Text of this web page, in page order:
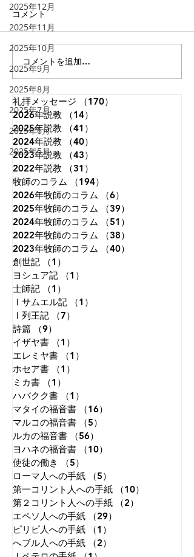
2025年12月
2025年11月
2025年10月
2025年9月
2025年8月
2025年7月
2025年6月
2025年5月
「 人とは何ものなのでしょ
う。あなたが心に留められる
とは。人のとはいったい何も
のなのでしょう。あなたが顧
みてくださるとは。」（詩篇
8:4）。 神さまは私たちを神
と隣人とを愛して生きるよう
に造られました。しかし、私
たちは視線を自分自身にだけ
集中させがちです。本来、人
は天を見上げて生きるように
造られているのに、地上のこ
とに埋もれて生きてしまうこ
とが、苦しみもがく原因の一
つです。天に視線を向けると
は、す
コメント
コメントを追加…
礼拝メッセージ （170）
2026年説教
（14）
2025年説教
（41）
2024年説教
（40）
2023年説教
（43）
2022年説教
（31）
牧師のコラム
（194）
2026年牧師のコラム
（6）
2025年牧師のコラム
（39）
2024年牧師のコラム
（51）
2022年牧師のコラム
（38）
2023年牧師のコラム
（40）
創世記
（1）
ヨシュア記
（1）
士師記
（1）
Ⅰサムエル記
（1）
Ⅰ列王記
（7）
詩篇
（9）
イザヤ書
（1）
エレミヤ書
（1）
ホセア書
（1）
ミカ書
（1）
ハバクク書
（1）
マタイの福音書
（16）
マルコの福音書
（5）
ルカの福音書
（56）
ヨハネの福音書
（10）
使徒の働き
（5）
ローマ人への手紙
（5）
第一コリント人への手紙
（10）
第２コリント人への手紙
（2）
エペソ人への手紙
（29）
ピリピ人への手紙
（1）
へブル人への手紙
（2）